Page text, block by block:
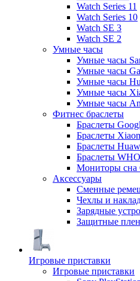
Watch Series 11
Watch Series 10
Watch SE 3
Watch SE 2
Умные часы
Умные часы
Умные часы
Умные часы
Умные часы
Умные часы
Фитнес браслеты
Браслеты
Браслеты
Браслеты
Браслеты
Мониторы сна
Аксессуары
Сменные
Чехлы и
Зарядные
Защитные
Игровые приставки
Игровые приставки